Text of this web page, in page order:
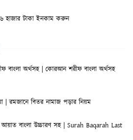
হাজার টাকা ইনকাম করুন
বাংলা অর্থসহ | কোরআন শরীফ বাংলা অর্থসহ
| রমজানে বিতর নামাজ পড়ার নিয়ম
আয়াত বাংলা উচ্চারণ সহ | Surah Baqarah Last